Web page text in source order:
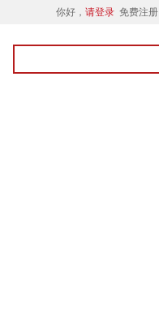
你好， 请登录 免费注册